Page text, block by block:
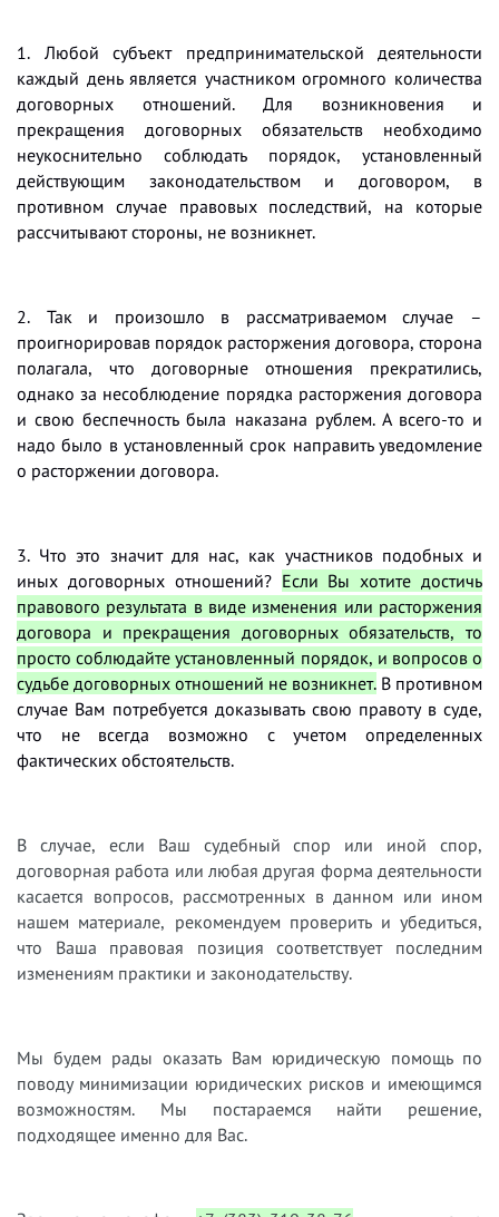
1. Любой субъект предпринимательской деятельности
каждый день является участником огромного количества
договорных отношений. Для возникновения и
прекращения договорных обязательств необходимо
неукоснительно соблюдать порядок, установленный
действующим законодательством и договором, в
противном случае правовых последствий, на которые
рассчитывают стороны, не возникнет.
2. Так и произошло в рассматриваемом случае –
проигнорировав порядок расторжения договора, сторона
полагала, что договорные отношения прекратились,
однако за несоблюдение порядка расторжения договора
и свою беспечность была наказана рублем. А всего-то и
надо было в установленный срок направить уведомление
о расторжении договора.
3. Что это значит для нас, как участников подобных и
иных договорных отношений? Если Вы хотите достичь
правового результата в виде изменения или расторжения
договора и прекращения договорных обязательств, то
просто соблюдайте установленный порядок, и вопросов о
судьбе договорных отношений не возникнет. В противном
случае Вам потребуется доказывать свою правоту в суде,
что не всегда возможно с учетом определенных
фактических обстоятельств.
В случае, если Ваш судебный спор или иной спор,
договорная работа или любая другая форма деятельности
касается вопросов, рассмотренных в данном или ином
нашем материале, рекомендуем проверить и убедиться,
что Ваша правовая позиция соответствует последним
изменениям практики и законодательству.
Мы будем рады оказать Вам юридическую помощь по
поводу минимизации юридических рисков и имеющимся
возможностям. Мы постараемся найти решение,
подходящее именно для Вас.